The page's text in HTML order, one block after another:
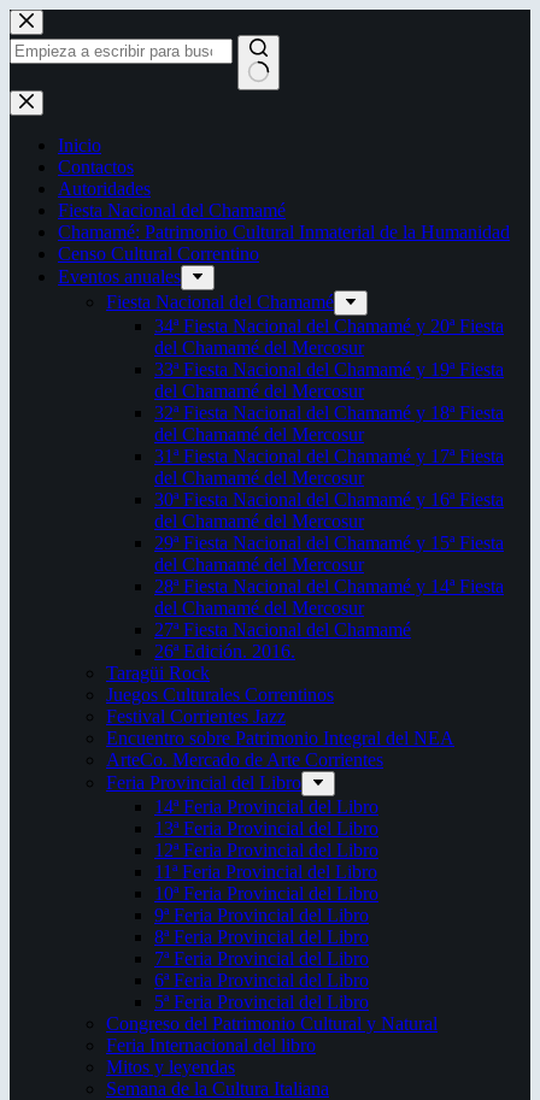
Saltar
al
contenido
Sin
resultados
Inicio
Contactos
Autoridades
Fiesta Nacional del Chamamé
Chamamé: Patrimonio Cultural Inmaterial de la Humanidad
Censo Cultural Correntino
Eventos anuales
Fiesta Nacional del Chamamé
34ª Fiesta Nacional del Chamamé y 20ª Fiesta
del Chamamé del Mercosur
33ª Fiesta Nacional del Chamamé y 19ª Fiesta
del Chamamé del Mercosur
32ª Fiesta Nacional del Chamamé y 18ª Fiesta
del Chamamé del Mercosur
31ª Fiesta Nacional del Chamamé y 17ª Fiesta
del Chamamé del Mercosur
30ª Fiesta Nacional del Chamamé y 16ª Fiesta
del Chamamé del Mercosur
29ª Fiesta Nacional del Chamamé y 15ª Fiesta
del Chamamé del Mercosur
28ª Fiesta Nacional del Chamamé y 14ª Fiesta
del Chamamé del Mercosur
27ª Fiesta Nacional del Chamamé
26ª Edición. 2016.
Taragüi Rock
Juegos Culturales Correntinos
Festival Corrientes Jazz
Encuentro sobre Patrimonio Integral del NEA
ArteCo. Mercado de Arte Corrientes
Feria Provincial del Libro
14ª Feria Provincial del Libro
13ª Feria Provincial del Libro
12ª Feria Provincial del Libro
11ª Feria Provincial del Libro
10ª Feria Provincial del Libro
9ª Feria Provincial del Libro
8ª Feria Provincial del Libro
7ª Feria Provincial del Libro
6ª Feria Provincial del Libro
5ª Feria Provincial del Libro
Congreso del Patrimonio Cultural y Natural
Feria Internacional del libro
Mitos y leyendas
Semana de la Cultura Italiana